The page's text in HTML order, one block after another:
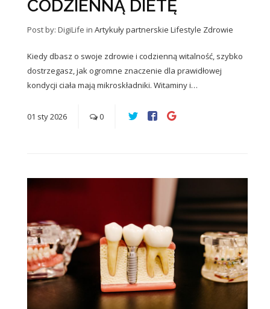
CODZIENNĄ DIETĘ
Post by: DigiLife in Artykuły partnerskie Lifestyle Zdrowie
Kiedy dbasz o swoje zdrowie i codzienną witalność, szybko
dostrzegasz, jak ogromne znaczenie dla prawidłowej
kondycji ciała mają mikroskładniki. Witaminy i…
01 sty2026 0